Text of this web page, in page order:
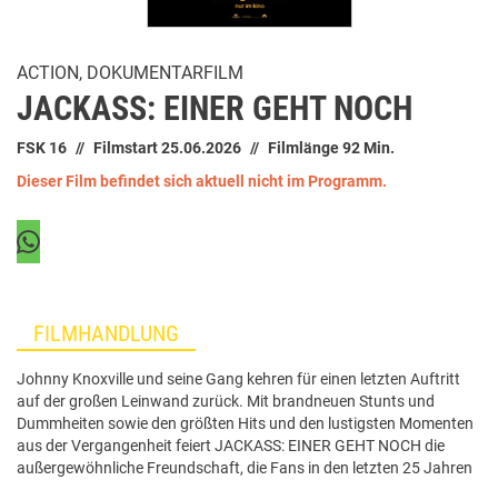
ACTION, DOKUMENTARFILM
JACKASS: EINER GEHT NOCH
FSK 16 Filmstart 25.06.2026
Filmlänge 92 Min.
Dieser Film befindet sich aktuell nicht im Programm.
FILMHANDLUNG
Johnny Knoxville und seine Gang kehren für einen letzten Auftritt
auf der großen Leinwand zurück. Mit brandneuen Stunts und
Dummheiten sowie den größten Hits und den lustigsten Momenten
aus der Vergangenheit feiert JACKASS: EINER GEHT NOCH die
außergewöhnliche Freundschaft, die Fans in den letzten 25 Jahren